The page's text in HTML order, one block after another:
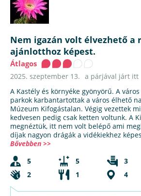
Nem igazán volt élvezhető a
ajánlotthoz képest.
Átlagos
2025. szeptember 13. a párjával járt itt
A Kastély és környéke gyönyörű. A
parkok karbantartottak a város élhető
Múzeum Kifogástalan. Végig vezettek
kedvesen pedig csak ketten voltunk. A
megnéztük, itt nem volt belépő ami
díjak nagyon drágák a vidékiekhez
Bővebben >>
5
5 3
2
1 4